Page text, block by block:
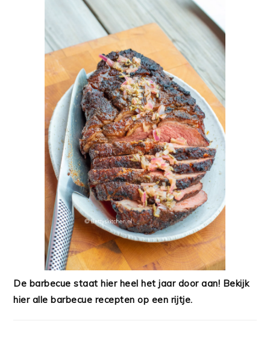
De barbecue staat hier heel het jaar door aan! Bekijk
hier alle barbecue recepten op een rijtje.